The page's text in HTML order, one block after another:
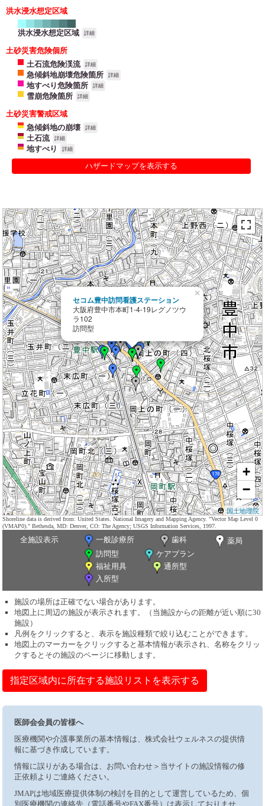
洪水浸水想定区域
洪水浸水想定区域 詳細
土砂災害危険個所
土石流危険渓流
詳細
急傾斜地崩壊危険箇所 詳細
地すべり危険箇所 詳細
雪崩危険箇所 詳細
土砂災害警戒区域
急傾斜地の崩壊
詳細
土石流 詳細
地すべり 詳細
ハザードマップを表示する
セコム豊中訪問看護ステーション
大阪府豊中市本町1-4-19レグノツウ
ラ102
訪問型
×
+
−
国土地理院
Shoreline data is derived from: United States. National Imagery and Mapping Agency. "Vector Map Level 0
(VMAP0)." Bethesda, MD: Denver, CO: The Agency; USGS Information Services, 1997.
全施設表示 一般診療所 歯科
薬局
訪問型
ケアプラン
福祉用具
通所型
入所型
施設の場所は正確でない場合があります。
地図上に周辺の施設が表示されます。（当施設からの距離が近い順に30
施設）
凡例をクリックすると、表示を施設種類で絞り込むことができます。
地図上のマーカーをクリックすると基本情報が表示され、名称をクリッ
クするとその施設のページに移動します。
指定区域内に所在する施設リストを表示する
医師会会員の皆様へ
医療機関や介護事業所の基本情報は、株式会社ウェルネスの提供情
報に基づき作成しています。
情報に誤りがある場合は、お問い合わせ＞当サイトの施設情報の修
正依頼よりご連絡ください。
JMAPは地域医療提供体制の検討を目的として運営しているため、個
別医療機関の連絡先（電話番号やFAX番号）は表示しておりませ